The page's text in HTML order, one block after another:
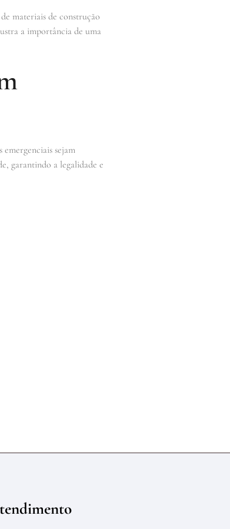
materiais de construção
a importância de uma
sejam
garantindo a legalidade e